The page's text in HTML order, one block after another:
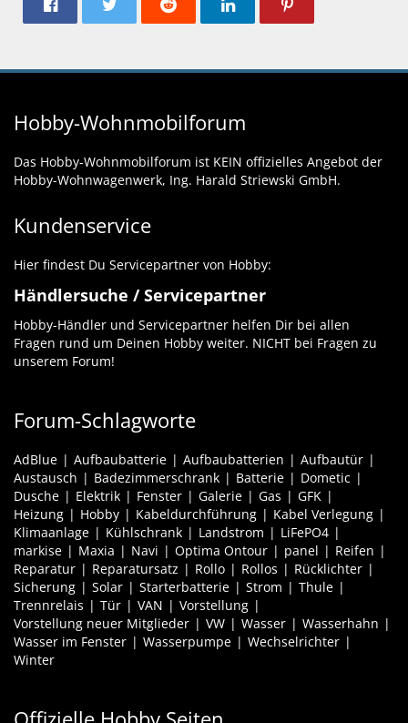
Hobby-Wohnmobilforum
Das Hobby-Wohnmobilforum ist KEIN offizielles Angebot der
Hobby-Wohnwagenwerk, Ing. Harald Striewski GmbH.
Kundenservice
Hier findest Du Servicepartner von Hobby:
Händlersuche / Servicepartner
Hobby-Händler und Servicepartner helfen Dir bei allen
Fragen rund um Deinen Hobby weiter. NICHT bei Fragen zu
unserem Forum!
Forum-Schlagworte
AdBlue Aufbaubatterie Aufbaubatterien
Aufbautür
Austausch
Badezimmerschrank Batterie
Dometic
Dusche
Elektrik Fenster Galerie Gas
GFK
Heizung
Hobby Kabeldurchführung
Kabel Verlegung
Klimaanlage
Kühlschrank Landstrom
LiFePO4
markise
Maxia Navi Optima Ontour panel
Reifen
Reparatur
Reparatursatz Rollo Rollos
Rücklichter
Sicherung
Solar Starterbatterie Strom
Thule
Trennrelais
Tür VAN
Vorstellung
Vorstellung neuer Mitglieder
VW Wasser
Wasserhahn
Wasser im Fenster
Wasserpumpe
Wechselrichter
Winter